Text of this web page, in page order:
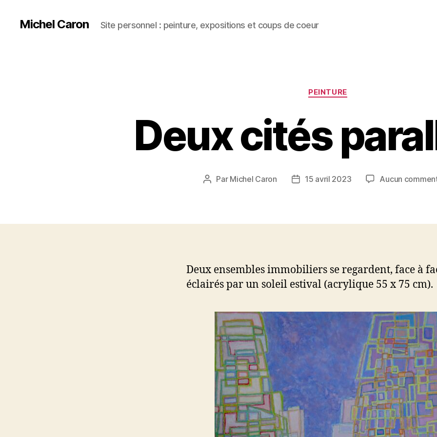
Michel Caron Site personnel : peinture, expositions et coups de coeur
Catégories
PEINTURE
Deux cités
Auteur
Par Michel Caron
Date15 avril 2023 Aucun
Deux ensembles immobiliers se regardent, face à
éclairés par un soleil estival (acrylique 55 x 75 cm).